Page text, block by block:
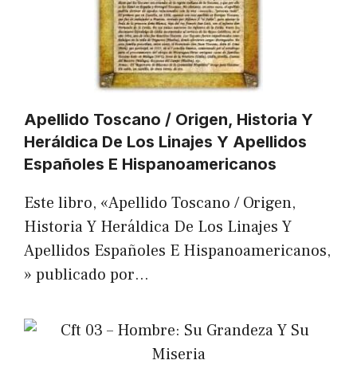
Apellido Toscano / Origen, Historia Y
Heráldica De Los Linajes Y Apellidos
Españoles E Hispanoamericanos
Este libro, «Apellido Toscano / Origen,
Historia Y Heráldica De Los Linajes Y
Apellidos Españoles E Hispanoamericanos,
» publicado por…